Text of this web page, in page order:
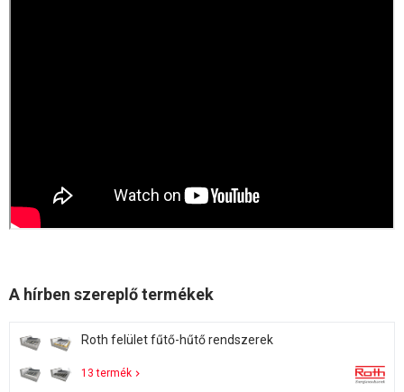
A hírben szereplő termékek
Roth felület fűtő-hűtő rendszerek
13 termék